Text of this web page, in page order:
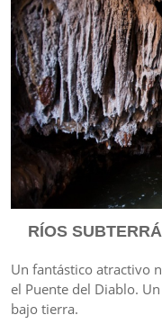
RÍOS
Un fantástico atractivo
el Puente del Diablo.
bajo tierra.